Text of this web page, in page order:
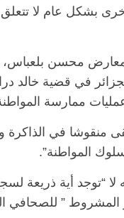
بشكل عام لا
المعارض محسن
في قضية خالد
ممارسة
منقوشا في الذاكرة
المواطنة”.
لا “توجد أية
” للصحافي
الرئيسية
حسين
الخصخصة
(بروفايل)
فقيه